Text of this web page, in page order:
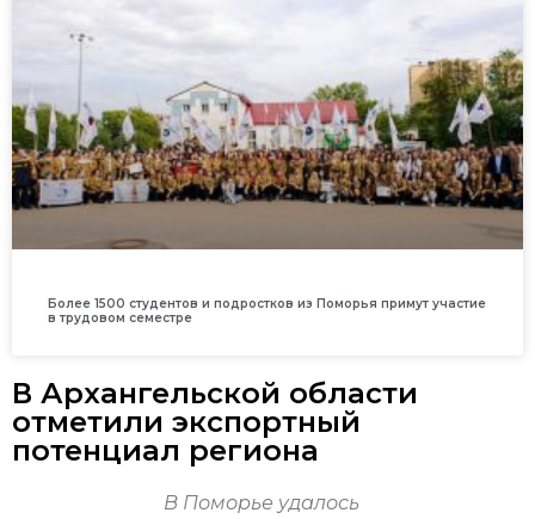
Более 1500 студентов и подростков из Поморья примут участие
в трудовом семестре
В Архангельской области
отметили экспортный
потенциал региона
В Поморье удалось